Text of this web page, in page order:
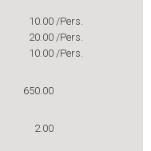
10.00 /Pers.
20.00 /Pers.
10.00 /Pers.
650.00
2.00